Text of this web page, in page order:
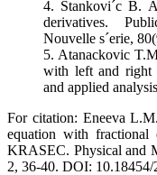
4. Stankovi´c B.
derivatives.
Nouvelle s´erie,
5. Atanackovic
with left and right
and applied
For citation: Eneeva
equation with fractional
KRASEC. Physical and
2, 36-40. DOI: